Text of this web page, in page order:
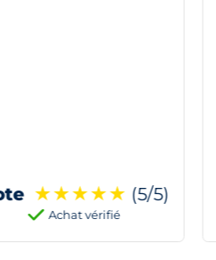
Note ★★★★ ★ (5/5)
Achat vérifié